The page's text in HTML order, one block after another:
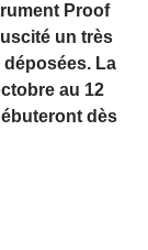
Proof
un très
La
au 12
dès